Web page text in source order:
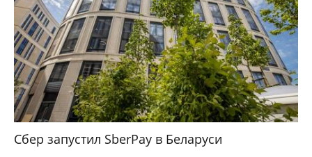
Сбер запустил SberPay в Беларуси